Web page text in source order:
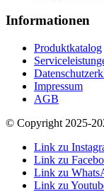
Informationen
Produktkatalog
Impressum
AGB
© Copyright 2025-
Link zu
Link zu
Link zu
Link zu